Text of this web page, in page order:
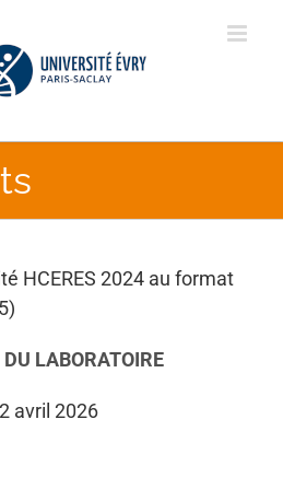
HCERES 2024 au format
LABORATOIRE
avril 2026